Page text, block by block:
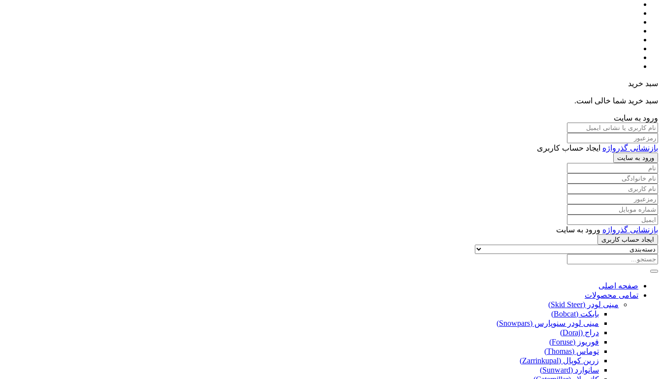
سبد خرید
سبد خرید شما خالی است.
ورود به سایت
بازنشانی گذرواژه ایجاد حساب کاربری
ورود به سایت
بازنشانی گذرواژه ورود به سایت
ایجاد حساب کاربری
صفحه اصلی
تمامی محصولات
مینی لودر (Skid Steer)
بابکت (Bobcat)
مینی لودر سنوپارس (Snowpars)
دراج (Doraj)
فوریوز (Foruse)
توماس (Thomas)
زرین کوپال (Zarrinkupal)
سانوارد (Sunward)